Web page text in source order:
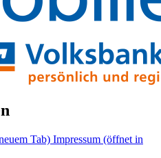
Tab) Impressum (öffnet in